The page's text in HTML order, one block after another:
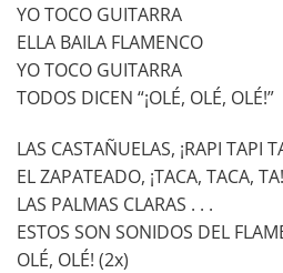
YO TOCO GUITARRA
ELLA BAILA FLAMENCO
YO TOCO GUITARRA
TODOS DICEN “¡OLÉ, OLÉ, OLÉ!”
LAS CASTAÑUELAS, ¡RAPI TAPI
EL ZAPATEADO, ¡TACA, TACA, TA!
LAS PALMAS CLARAS . . .
ESTOS SON SONIDOS DEL
OLÉ, OLÉ! (2x)